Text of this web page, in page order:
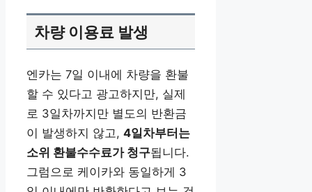
차량 이용료 발생
엔카는 7일 이내에 차량을 환불
할 수 있다고 광고하지만, 실제
로 3일차까지만 별도의 반환금
이 발생하지 않고, 4일차부터는
소위 환불수수료가 청구됩니다.
그럼으로 케이카와 동일하게 3